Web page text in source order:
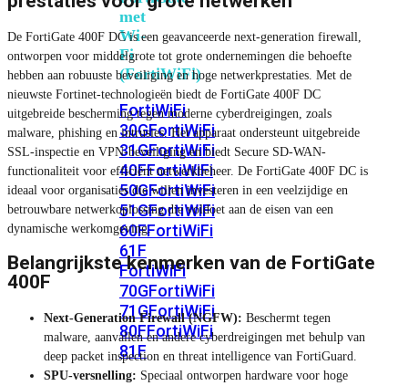
met
Wi-
Fi
(FortiWiFi)
FortiWiFi
30GFortiWiFi
31GFortiWiFi
40FFortiWiFi
50GFortiWiFi
51GFortiWiFi
60FFortiWiFi
61F
FortiWiFi
70GFortiWiFi
71GFortiWiFi
80FFortiWiFi
81F
De FortiGate 400F DC is een geavanceerde next-generation firewall,
ontworpen voor middelgrote tot grote ondernemingen die behoefte
hebben aan robuuste beveiliging en hoge netwerkprestaties. Met de
nieuwste Fortinet-technologieën biedt de FortiGate 400F DC
uitgebreide bescherming tegen moderne cyberdreigingen, zoals
malware, phishing en intrusies. Het apparaat ondersteunt uitgebreide
SSL-inspectie en VPN-beveiliging en biedt Secure SD-WAN-
functionaliteit voor efficiënt netwerkbeheer. De FortiGate 400F DC is
ideaal voor organisaties die willen investeren in een veelzijdige en
betrouwbare netwerkoplossing die voldoet aan de eisen van een
dynamische werkomgeving.
Belangrijkste kenmerken van de FortiGate
400F
Next-Generation Firewall (NGFW): Beschermt tegen
malware, aanvallen en andere cyberdreigingen met behulp van
deep packet inspection en threat intelligence van FortiGuard.
SPU-versnelling: Speciaal ontworpen hardware voor hoge